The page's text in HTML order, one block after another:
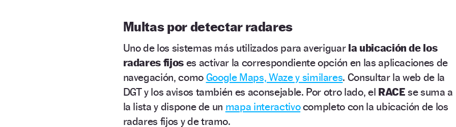
Multas por detectar radares
Uno de los sistemas más utilizados para averiguarla ubicación de los
radares fijos es activar la correspondiente opción en las aplicaciones de
navegación, como Google Maps, Waze y similares. Consultar la web de la
DGT y los avisos también es aconsejable. Por otro lado, el RACE se suma a
la lista y dispone de un mapa interactivocompleto con la ubicación de los
radares fijos y de tramo.